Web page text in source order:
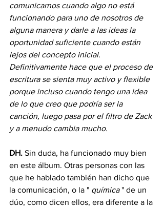
comunicarnos cuando algo no está
funcionando para uno de nosotros de
alguna manera y darle a las ideas la
oportunidad suficiente cuando están
lejos del concepto inicial.
Definitivamente hace que el proceso de
escritura se sienta muy activo y flexible
porque incluso cuando tengo una idea
de lo que creo que podría ser la
canción, luego pasa por el filtro de Zack
y a menudo cambia mucho.
DH. Sin duda, ha funcionado muy bien
en este álbum. Otras personas con las
que he hablado también han dicho que
la comunicación, o la " química " de un
dúo, como dicen ellos, era diferente a la